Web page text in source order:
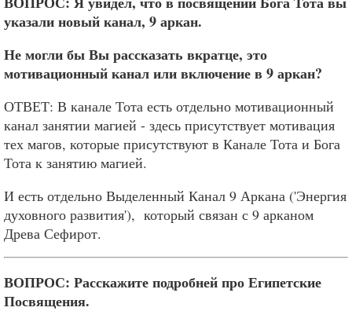
указали новый канал, 9 аркан.
Не могли бы Вы рассказать вкратце, это
мотивационный канал или включение в 9 аркан?
ОТВЕТ: В канале Тота есть отдельно мотивационный
канал занятии магией - здесь присутствует мотивация
тех магов, которые присутствуют в Канале Тота и Бога
Тота к занятию магией.
И есть отдельно Выделенный Канал 9 Аркана ('Энергия
духовного развития'), который связан с 9 арканом
Древа Сефирот.
ВОПРОС: Расскажите подробней про Египетские
Посвящения.